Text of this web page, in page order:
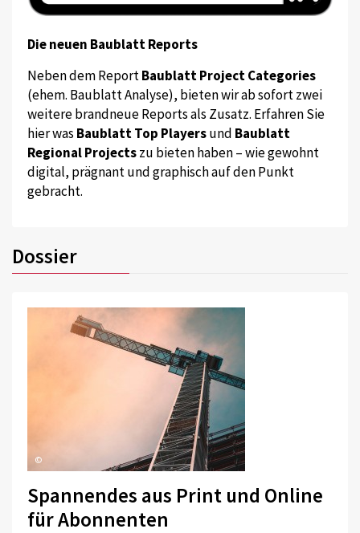
Die neuen Baublatt Reports
Neben dem ReportBaublatt Project Categories
(ehem. Baublatt Analyse), bieten wir ab sofort zwei
weitere brandneue Reports als Zusatz. Erfahren Sie
hier was Baublatt Top Playersund Baublatt
Regional Projectszu bieten haben – wie gewohnt
digital, prägnant und graphisch auf den Punkt
gebracht.
Dossier
©
Spannendes aus Print und Online
für Abonnenten